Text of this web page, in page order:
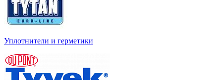
Уплотнители и герметики